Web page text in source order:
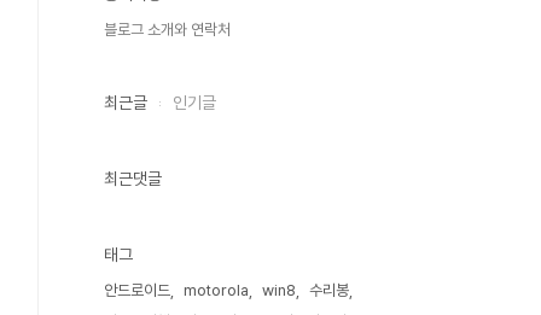
블로그 소개와 연락처
최근글 인기글
최근댓글
태그
안드로이드 motorola win8
수리봉